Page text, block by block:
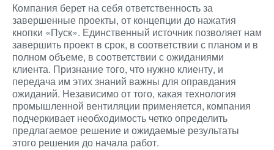
Компания берет на себя ответственность за
завершенные проекты, от концепции до нажатия
кнопки «Пуск». Единственный источник позволяет нам
завершить проект в срок, в соответствии с планом и в
полном объеме, в соответствии с ожиданиями
клиента. Признание того, что нужно клиенту, и
передача им этих знаний важны для оправдания
ожиданий. Независимо от того, какая технология
промышленной вентиляции применяется, компания
подчеркивает необходимость четко определить
предлагаемое решение и ожидаемые результаты
этого решения до начала работ.